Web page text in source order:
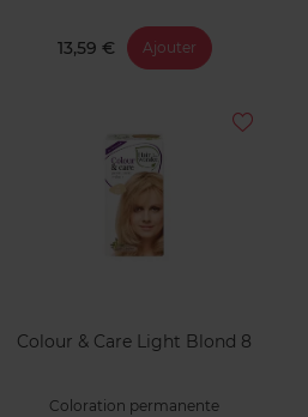
13,59 € Ajouter
Colour & Care Light Blond 8
Coloration permanente